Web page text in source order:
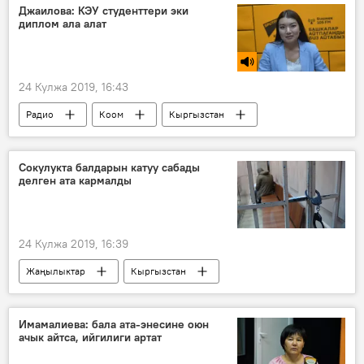
Джаилова: КЭУ студенттери эки
диплом ала алат
24 Кулжа 2019, 16:43
Радио Коом
Кыргызстан
КЭУ
Университет диплом
Сокулукта балдарын катуу сабады
делген ата кармалды
24 Кулжа 2019, 16:39
Жаңылыктар
Кыргызстан
Окуялар
Коом
Сокулук
милиция
бөбөктөр
Имамалиева: бала ата-энесине оюн
ачык айтса, ийгилиги артат